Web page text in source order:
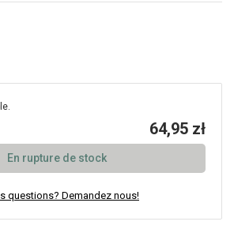
64,95 zł
En rupture de stock
questions? Demandez nous!